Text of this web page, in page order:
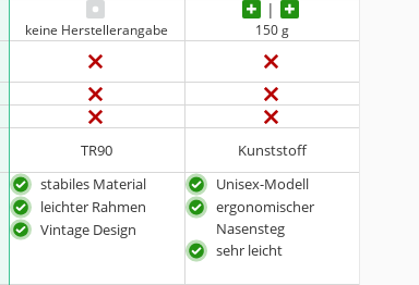
keine Herstellerangabe 150 g
TR90 Kunststoff
stabiles Material
leichter Rahmen
Vintage Design
Unisex-Modell
ergonomischer
Nasensteg
sehr leicht